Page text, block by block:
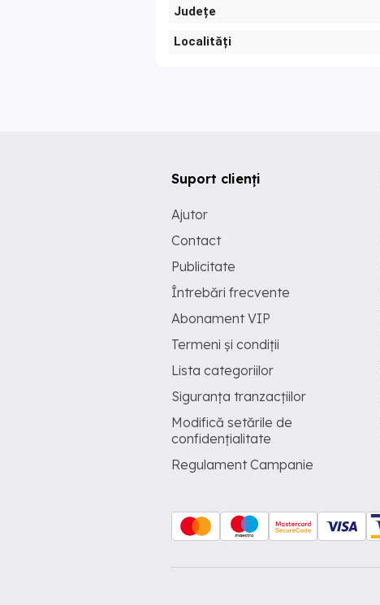
Județe
Localități
Suport clienți
Ajutor
Contact
Publicitate
Întrebări frecvente
Abonament VIP
Termeni și condiții
Lista categoriilor
Siguranța tranzacțiilor
Modifică setările de
confidențialitate
Regulament Campanie